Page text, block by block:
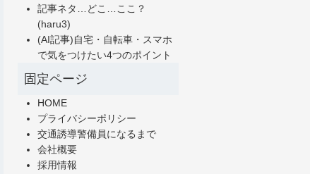
記事ネタ…どこ…ここ？
(haru3)
(AI記事)自宅・自転車・スマホ
で気をつけたい4つのポイント
固定ページ
HOME
プライバシーポリシー
交通誘導警備員になるまで
会社概要
採用情報